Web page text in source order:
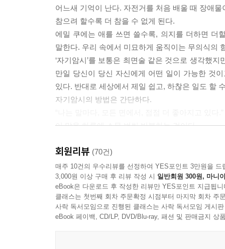
어느새 기억이 난다. 자전거를 처음 배울 때 장애
참으려 할수록 더 참을 수 없게 된다.
에밀 쿠에는 애를 쓰면 쓸수록, 의지를 더하면 더
말한다. 우리 속에서 미묘하게 움직이는 무의식의
‘자기암시’를 보통은 최면술 같은 것으로 생각했
만일 당신이 당신 자신에게 어떤 일이 가능한 것
있다. 반대로 세상에서 제일 쉽고, 하찮은 일도 할
자기암시의 방법은 간단하다.
이 말을 하루에 스무 번씩 반복하는 것이다.
있다. 절망의 순간에 자신감을 회복시키고, 실
근본적으로 변화시킨다. 『인생을 변화시키는
제시한다.
회원리뷰 (70건)
매주 10건의 우수리뷰를 선정하여 YES포인트 3만원을 드
3,000원 이상 구매 후 리뷰 작성 시 일반회원 300원, 마니
eBook은 다운로드 후 작성한 리뷰만 YES포인트 지급됩니
클래스는 첫번째 회차 주문확정 시점부터 마지막 회차 주
사락 독서모임으로 진행된 클래스는 사락 독서모임 게시
eBook 페이백, CD/LP, DVD/Blu-ray, 패션 및 판매금지 상